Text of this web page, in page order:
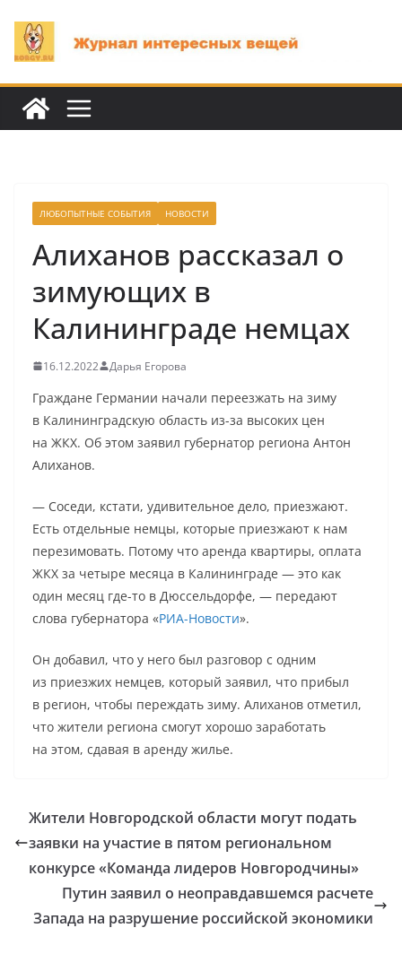
содержимому
ЛЮБОПЫТНЫЕ СОБЫТИЯ НОВОСТИ
Алиханов рассказал о
зимующих в
Калининграде немцах
16.12.2022 Дарья Егорова
Граждане Германии начали переезжать на зиму
в Калининградскую область из-за высоких цен
на ЖКХ. Об этом заявил губернатор региона Антон
Алиханов.
— Соседи, кстати, удивительное дело, приезжают.
Есть отдельные немцы, которые приезжают к нам
перезимовать. Потому что аренда квартиры, оплата
ЖКХ за четыре месяца в Калининграде — это как
один месяц где-то в Дюссельдорфе, — передают
слова губернатора «РИА-Новости».
Он добавил, что у него был разговор с одним
из приезжих немцев, который заявил, что прибыл
в регион, чтобы переждать зиму. Алиханов отметил,
что жители региона смогут хорошо заработать
на этом, сдавая в аренду жилье.
Жители Новгородской области могут подать
заявки на участие в пятом региональном
конкурсе «Команда лидеров Новгородчины»
Путин заявил о неоправдавшемся расчете
Запада на разрушение российской экономики